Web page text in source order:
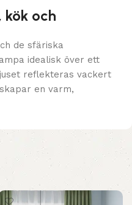
och
de sfäriska
idealisk över ett
reflekteras vackert
en varm,